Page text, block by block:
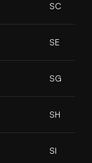
SC
SE
SG
SH
SI